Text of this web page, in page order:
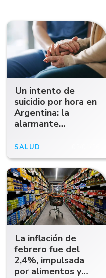
Un intento de
suicidio por hora en
Argentina: la
alarmante
sacude al sistema
de salud pública
SALUD
La inflación de
febrero fue del
2,4%, impulsada
por alimentos y